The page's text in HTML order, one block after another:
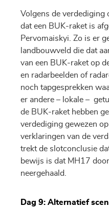
Volgens de verdediging
dat een BUK-raket is
Pervomaiskyi. Zo is er
landbouwveld die dat
van een BUK-raket op
en radarbeelden of
noch tapgesprekken
er andere – lokale –
de BUK-raket hebben
verdediging gewezen
verklaringen van de
trekt de slotconclusie
bewijs is dat MH17
neergehaald.
Dag 9: Alternatief